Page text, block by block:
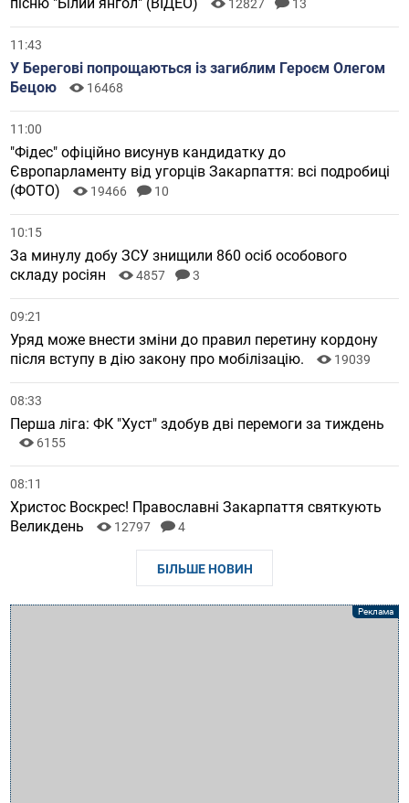
12827 13
11:43
У Берегові попрощаються із загиблим Героєм Олегом
Бецою
16468
11:00
"Фідес" офіційно висунув кандидатку до
Європарламенту від угорців Закарпаття: всі подробиці
(ФОТО)
19466 10
10:15
За минулу добу ЗСУ знищили 860 осіб особового
складу росіян
4857 3
09:21
Уряд може внести зміни до правил перетину кордону
після вступу в дію закону про мобілізацію.
19039
08:33
Перша ліга: ФК "Хуст" здобув дві перемоги за тиждень
6155
08:11
Христос Воскрес! Православні Закарпаття святкують
Великдень
12797 4
БІЛЬШЕ НОВИН